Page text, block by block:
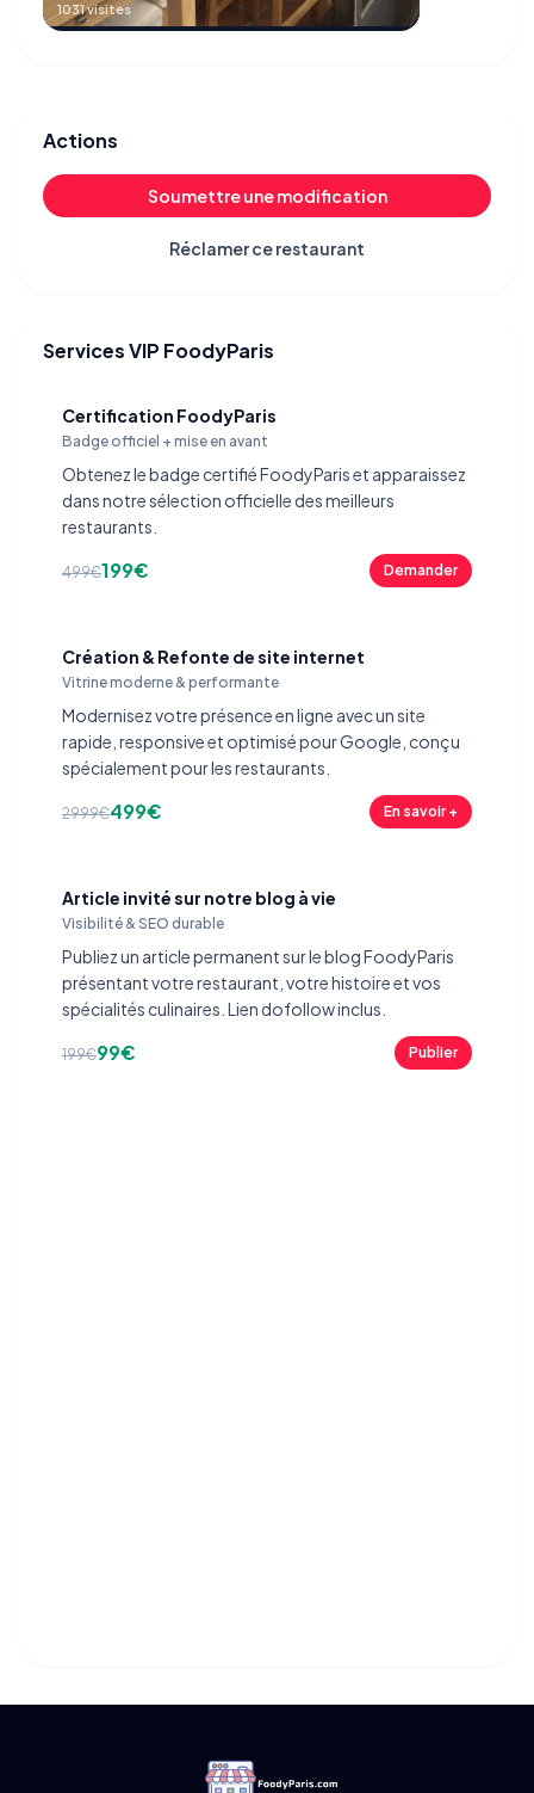
69009 Lyon, France
1031 visites
Actions
Soumettre une modification
Réclamer ce restaurant
Services VIP FoodyParis
Certification FoodyParis
Badge officiel + mise en avant
Obtenez le badge certifié FoodyParis et apparaissez
dans notre sélection officielle des meilleurs
restaurants.
499€199€ Demander
Création & Refonte de site internet
Vitrine moderne & performante
Modernisez votre présence en ligne avec un site
rapide, responsive et optimisé pour Google, conçu
spécialement pour les restaurants.
2999€499€ En savoir +
Article invité sur notre blog à vie
Visibilité & SEO durable
Publiez un article permanent sur le blog FoodyParis
présentant votre restaurant, votre histoire et vos
spécialités culinaires. Lien dofollow inclus.
199€99€ Publier